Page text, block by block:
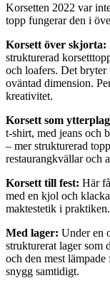
Korsetten 2022 var
topp fungerar den i
Korsett över skjorta:
strukturerad
och loafers. Det bryter
oväntad dimension.
kreativitet.
Korsett som
t-shirt, med jeans och
– mer strukturerad
restaurangkvällar och
Korsett till fest: Här
med en kjol och
maktestetik i praktiken.
Med lager: Under en
strukturerat lager som
och den mest
snygg samtidigt.